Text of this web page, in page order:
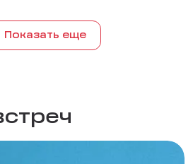
Показать еще